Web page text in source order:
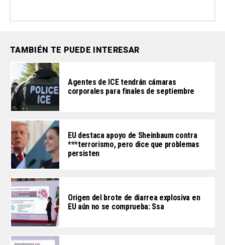
TAMBIÉN TE PUEDE INTERESAR
Agentes de ICE tendrán cámaras
corporales para finales de septiembre
EU destaca apoyo de Sheinbaum contra
***terrorismo, pero dice que problemas
persisten
Origen del brote de diarrea explosiva en
EU aún no se comprueba: Ssa